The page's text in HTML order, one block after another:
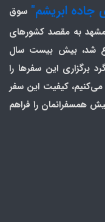
جاده ابریشم" سوق
مشهد به مقصد کشورهای
شد، بیش بیست سال
بیستمین سالگرد برگزاری این سفرها را
کیفیت این سفر
همسفرانمان را فراهم